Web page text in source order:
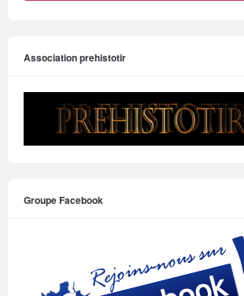
Association prehistotir
Groupe Facebook